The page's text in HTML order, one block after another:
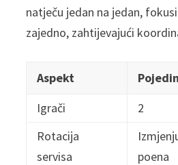
natječu jedan na jedan,
zajedno, zahtijevajući
Aspekt
Igrači
2
Rotacija
servisa
poena